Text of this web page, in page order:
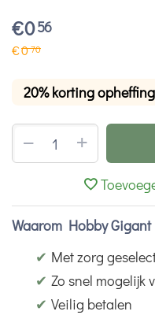
€056
€070
20% korting
+
−
Waarom Hobby Gigant
✔ Met zorg
✔ Zo snel mogelijk
✔ Veilig betalen